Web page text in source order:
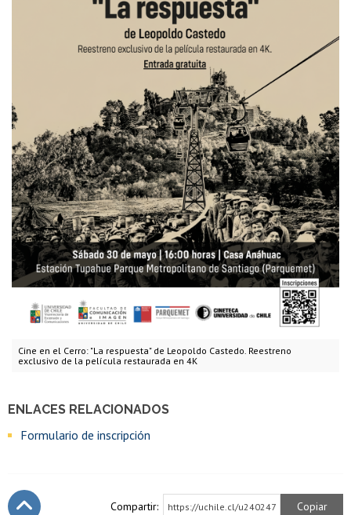
Cine en el Cerro: "La respuesta" de Leopoldo Castedo. Reestreno
exclusivo de la película restaurada en 4K
ENLACES RELACIONADOS
Formulario de inscripción
Compartir: https://uchile.cl/u240247 Copiar